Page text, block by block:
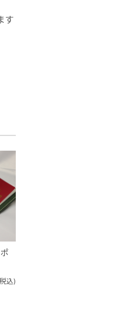
す
込)